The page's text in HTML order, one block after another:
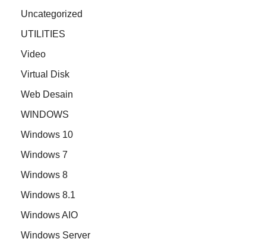
Uncategorized
UTILITIES
Video
Virtual Disk
Web Desain
WINDOWS
Windows 10
Windows 7
Windows 8
Windows 8.1
Windows AIO
Windows Server